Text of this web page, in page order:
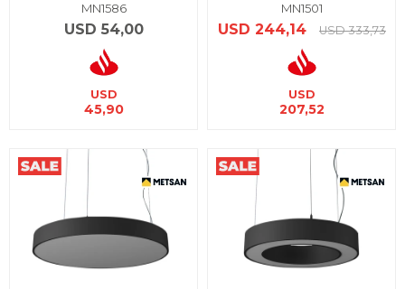
MN1586
USD 54,00
USD
45,90
MN1501
USD 244,14 USD 333,73
USD
207,52